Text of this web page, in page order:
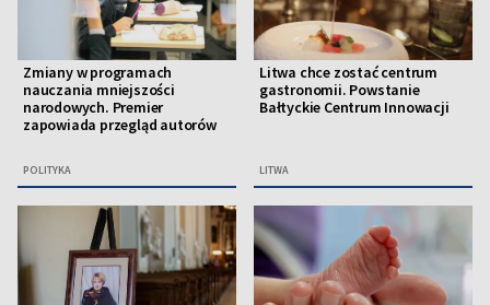
Zmiany w programach
nauczania mniejszości
narodowych. Premier
zapowiada przegląd autorów
POLITYKA
Litwa chce zostać centrum
gastronomii. Powstanie
Bałtyckie Centrum Innowacji
LITWA